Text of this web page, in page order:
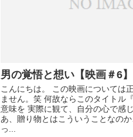
男の覚悟と想い【映画＃6】
こんにちは。 この映画については
ません。笑 何故ならこのタイトル
意味を 実際に観て、自分の心で感
あ、贈り物とはこういうことなの
っ...